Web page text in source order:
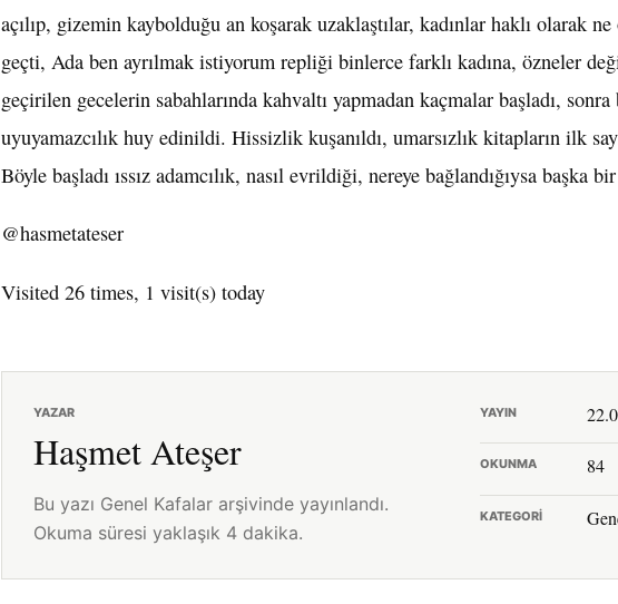
açılıp, gizemin kaybolduğu an koşarak uzaklaştılar, kadınlar haklı olarak
geçti, Ada ben ayrılmak istiyorum repliği binlerce farklı kadına, özneler
geçirilen gecelerin sabahlarında kahvaltı yapmadan kaçmalar başladı, sonra
uyuyamazcılık huy edinildi. Hissizlik kuşanıldı, umarsızlık kitapların ilk
Böyle başladı ıssız adamcılık, nasıl evrildiği, nereye bağlandığıysa başka
@hasmetateser
Visited 26 times, 1 visit(s) today
YAZAR
Haşmet Ateşer
Bu yazı Genel Kafalar arşivinde yayınlandı.
Okuma süresi yaklaşık 4 dakika.
YAYIN
OKUNMA 84
KATEGORI